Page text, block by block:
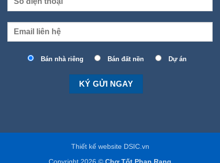
Bán nhà riêng Bán đất nền Dự án
Thiết kế website DSIC.vn
Copyright 2026 © Chợ Tốt Phan Rang